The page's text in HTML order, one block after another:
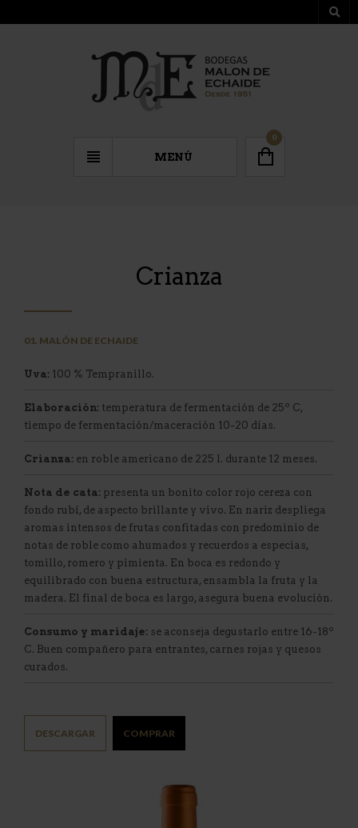
MENÚ
0
Crianza
01. MALÓN DE ECHAIDE
Uva: 100 % Tempranillo.
Elaboración: temperatura de fermentación de 25º C,
tiempo de fermentación/maceración 10-20 días.
Crianza: en roble americano de 225 l. durante 12 meses.
Nota de cata: presenta un bonito color rojo cereza con
fondo rubí, de aspecto brillante y vivo. En nariz despliega
aromas intensos de frutas confitadas con predominio de
notas de roble como ahumados y recuerdos a especias,
tomillo, romero y pimienta. En boca es redondo y
equilibrado con buena estructura, ensambla la fruta y la
madera. El final de boca es largo, asegura buena evolución.
Consumo y maridaje: se aconseja degustarlo entre 16-18º
C. Buen compañero para entrantes, carnes rojas y quesos
curados.
DESCARGAR COMPRAR